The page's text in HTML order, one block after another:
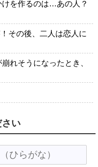
を作るのは…あの人？
その後、二人は恋人に
れそうになったとき、
い